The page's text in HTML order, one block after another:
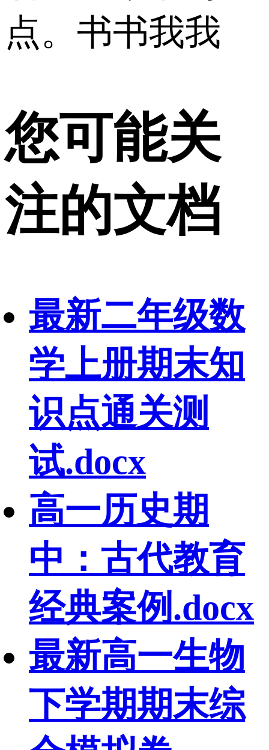
点。书书我我
您可能关
注的文档
最新二年级数
学上册期末知
识点通关测
试.docx
高一历史期
中：古代教育
经典案例.docx
最新高一生物
下学期期末综